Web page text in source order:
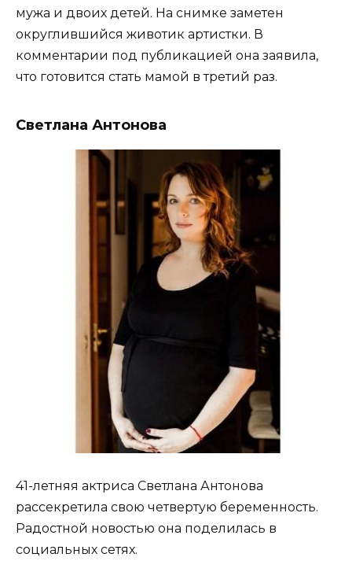
мужа и двоих детей. На снимке заметен
округлившийся животик артистки. В
комментарии под публикацией она заявила,
что готовится стать мамой в третий раз.
Светлана Антонова
41-летняя актриса Светлана Антонова
рассекретила свою четвертую беременность.
Радостной новостью она поделилась в
социальных сетях.